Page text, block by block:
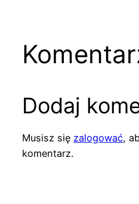
Dodaj
Musisz się zalogować,
komentarz.